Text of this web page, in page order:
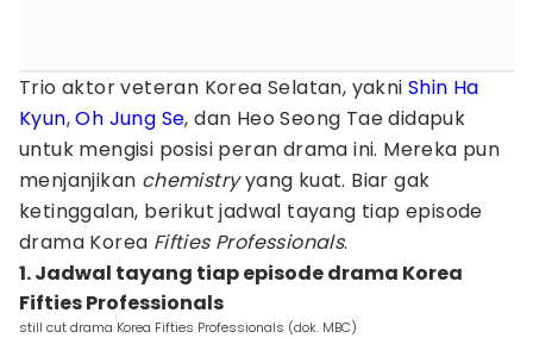
Trio aktor veteran Korea Selatan, yakni Shin Ha
Kyun,Oh Jung Se, dan Heo Seong Tae didapuk
untuk mengisi posisi peran drama ini. Mereka pun
menjanjikan chemistryyang kuat. Biar gak
ketinggalan, berikut jadwal tayang tiap episode
drama Korea Fifties Professionals.
1. Jadwal tayang tiap episode drama Korea
Fifties Professionals
still cut drama Korea Fifties Professionals (dok. MBC)